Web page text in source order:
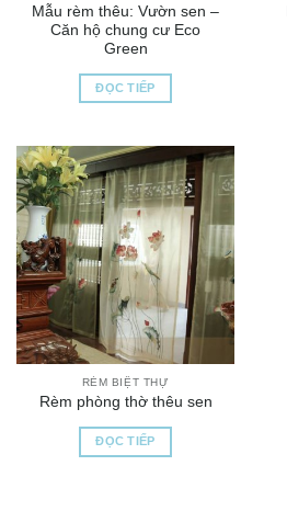
Mẫu rèm thêu: Vườn sen –
Căn hộ chung cư Eco
Green
ĐỌC TIẾP
RÈM BIỆT THỰ
Rèm phòng thờ thêu sen
ĐỌC TIẾP